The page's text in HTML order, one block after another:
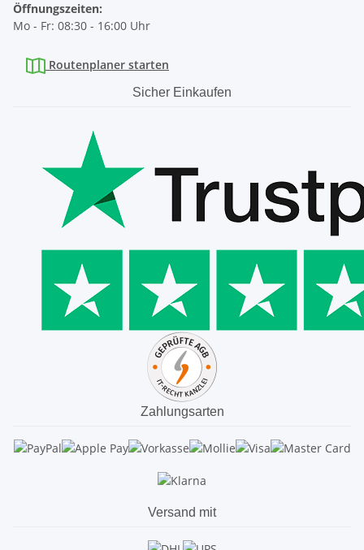
Öffnungszeiten:
Mo - Fr: 08:30 - 16:00 Uhr
Routenplaner starten
Sicher Einkaufen
Zahlungsarten
Versand mit